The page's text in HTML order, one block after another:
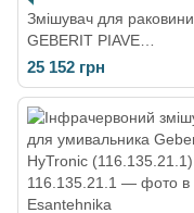
Змішувач для раковини
GEBERIT PIAVE
116.161.21.1
25 152 грн